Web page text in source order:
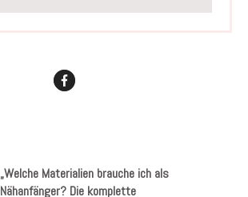
„Welche Materialien brauche ich als
Nähanfänger? Die komplette